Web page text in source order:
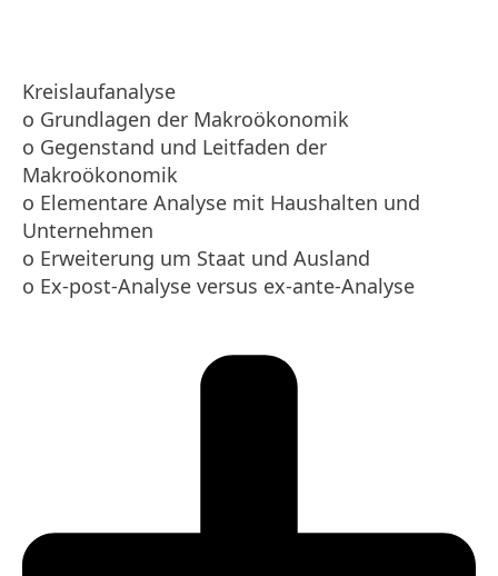
Kreislaufanalyse
o Grundlagen der Makroökonomik
o Gegenstand und Leitfaden der
Makroökonomik
o Elementare Analyse mit Haushalten und
Unternehmen
o Erweiterung um Staat und Ausland
o Ex-post-Analyse versus ex-ante-Analyse